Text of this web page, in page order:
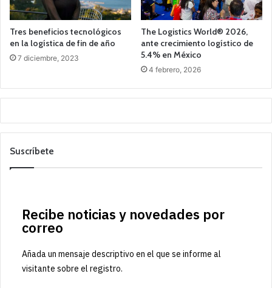
Tres beneficios tecnológicos
en la logística de fin de año
7 diciembre, 2023
The Logistics World® 2026,
ante crecimiento logístico de
5.4% en México
4 febrero, 2026
Suscríbete
Recibe noticias y novedades por
correo
Añada un mensaje descriptivo en el que se informe al
visitante sobre el registro.